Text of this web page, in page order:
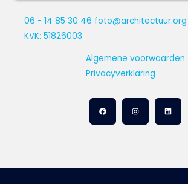
06 - 14 85 30 46 foto@architectuur.org
KVK: 51826003
Algemene voorwaarden
Privacyverklaring